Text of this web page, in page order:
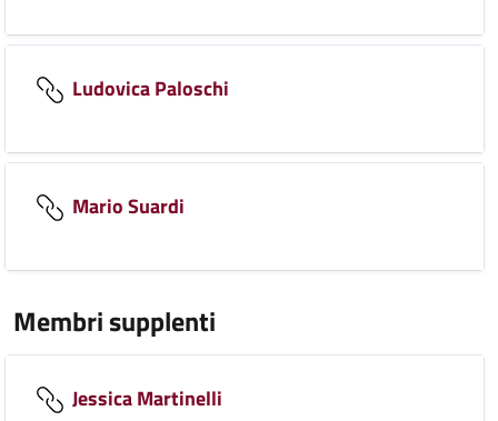
Ludovica Paloschi
Mario Suardi
Membri supplenti
Jessica Martinelli